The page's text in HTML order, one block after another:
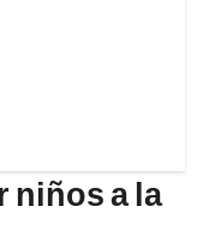
niños a la